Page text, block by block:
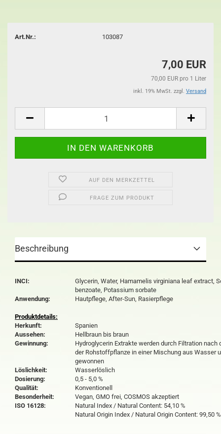
Art.Nr.: 103087
7,00 EUR
70,00 EUR pro 1 Liter
inkl. 19% MwSt. zzgl. Versand
AUF DEN MERKZETTEL
FRAGE ZUM PRODUKT
Beschreibung
INCI:
Glycerin, Water, Hamamelis virginiana leaf extract,
benzoate, Potassium sorbate
Anwendung:
Hautpflege, After-Sun, Rasierpflege
Produktdetails:
Herkunft:
Spanien
Aussehen:
Hellbraun bis braun
Gewinnung:
Hydroglycerin Extrakte werden durch Filtration nach
der Rohstoffpflanze in einer Mischung aus Wasser
gewonnen
Löslichkeit:
Wasserlöslich
Dosierung:
0,5 - 5,0 %
Qualität:
Konventionell
Besonderheit:
Vegan, GMO frei, COSMOS akzeptiert
ISO 16128:
Natural Index / Natural Content: 54,10 %
Natural Origin Index / Natural Origin Content: 99,50 %